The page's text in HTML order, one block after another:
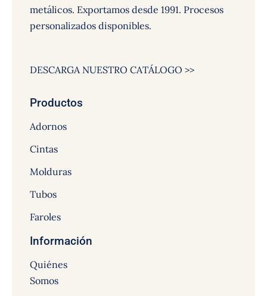
metálicos. Exportamos desde 1991. Procesos
personalizados disponibles.
DESCARGA NUESTRO CATÁLOGO >>
Productos
Adornos
Cintas
Molduras
Tubos
Faroles
Información
Quiénes
Somos